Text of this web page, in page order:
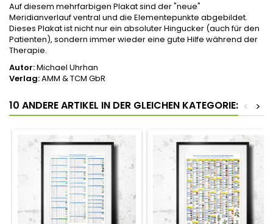
Auf diesem mehrfarbigen Plakat sind der "neue"
Meridianverlauf ventral und die Elementepunkte abgebildet.
Dieses Plakat ist nicht nur ein absoluter Hingucker (auch für den
Patienten), sondern immer wieder eine gute Hilfe während der
Therapie.
Autor:Michael Uhrhan
Verlag:AMM & TCM GbR
10 ANDERE ARTIKEL IN DER GLEICHEN KATEGORIE: >
<